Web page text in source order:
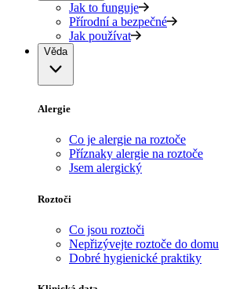
Jak to funguje
Přírodní a bezpečné
Jak používat
Věda
Alergie
Co je alergie na roztoče
Příznaky alergie na roztoče
Jsem alergický
Roztoči
Co jsou roztoči
Nepřizývejte roztoče do domu
Dobré hygienické praktiky